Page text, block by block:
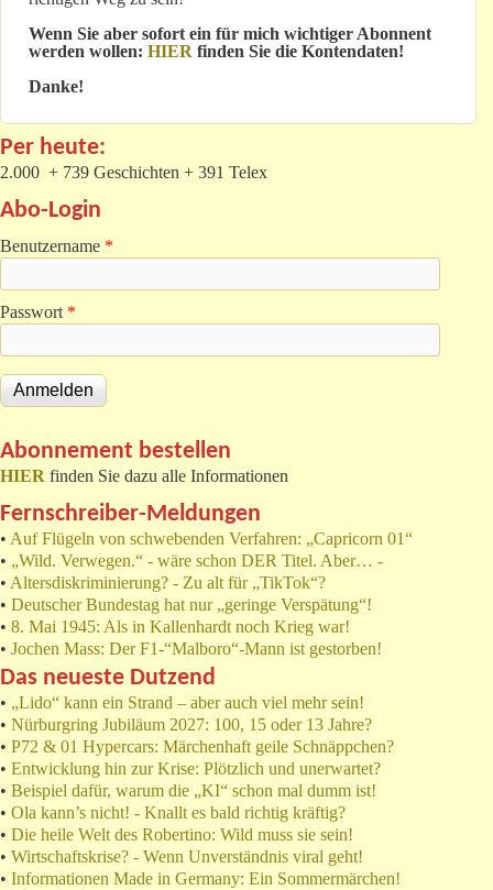
Wenn Sie aber sofort ein für mich wichtiger Abonnent
werden wollen: HIER finden Sie die Kontendaten!
Danke!
Per heute:
2.000 + 739 Geschichten + 391 Telex
Abo-Login
Benutzername *
Passwort *
Abonnement bestellen
HIER finden Sie dazu alle Informationen
Fernschreiber-Meldungen
• Auf Flügeln von schwebenden Verfahren: „Capricorn 01“
• „Wild. Verwegen.“ - wäre schon DER Titel. Aber… -
• Altersdiskriminierung? - Zu alt für „TikTok“?
• Deutscher Bundestag hat nur „geringe Verspätung“!
• 8. Mai 1945: Als in Kallenhardt noch Krieg war!
• Jochen Mass: Der F1-“Malboro“-Mann ist gestorben!
Das neueste Dutzend
• „Lido“ kann ein Strand – aber auch viel mehr sein!
• Nürburgring Jubiläum 2027: 100, 15 oder 13 Jahre?
• P72 & 01 Hypercars: Märchenhaft geile Schnäppchen?
• Entwicklung hin zur Krise: Plötzlich und unerwartet?
• Beispiel dafür, warum die „KI“ schon mal dumm ist!
• Ola kann’s nicht! - Knallt es bald richtig kräftig?
• Die heile Welt des Robertino: Wild muss sie sein!
• Wirtschaftskrise? - Wenn Unverständnis viral geht!
• Informationen Made in Germany: Ein Sommermärchen!